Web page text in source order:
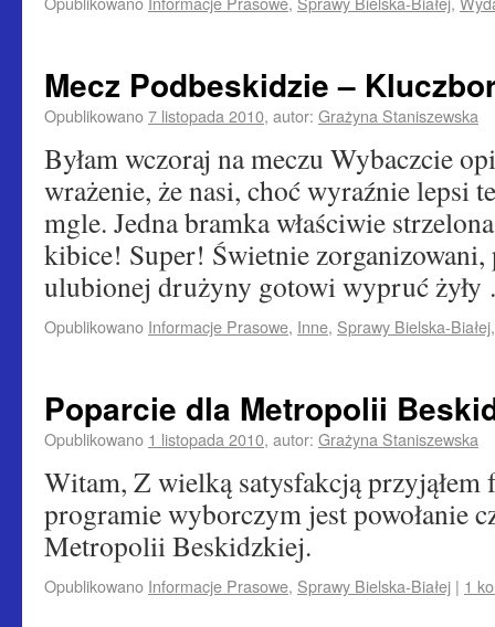
Mecz Podbeskidzie –
Opublikowano7 listopada 2010, autor: Grażyna Staniszewska
Byłam wczoraj na meczu Wybaczcie
wrażenie, że nasi, choć wyraźnie lepsi
mgle. Jedna bramka właściwie
kibice! Super! Świetnie zorganizowani,
ulubionej drużyny gotowi wypruć
Opublikowano Informacje Prasowe, Inne, Sprawy Bielska-Białej
Poparcie dla Metropolii
Opublikowano 1 listopada 2010, autor: Grażyna Staniszewska
Witam, Z wielką satysfakcją przyjąłem
programie wyborczym jest powołanie
Metropolii Beskidzkiej.
Opublikowano Informacje Prasowe, Sprawy Bielska-Białej | 1